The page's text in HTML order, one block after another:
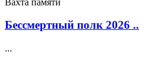
Бессмертный полк 2026 ..
...